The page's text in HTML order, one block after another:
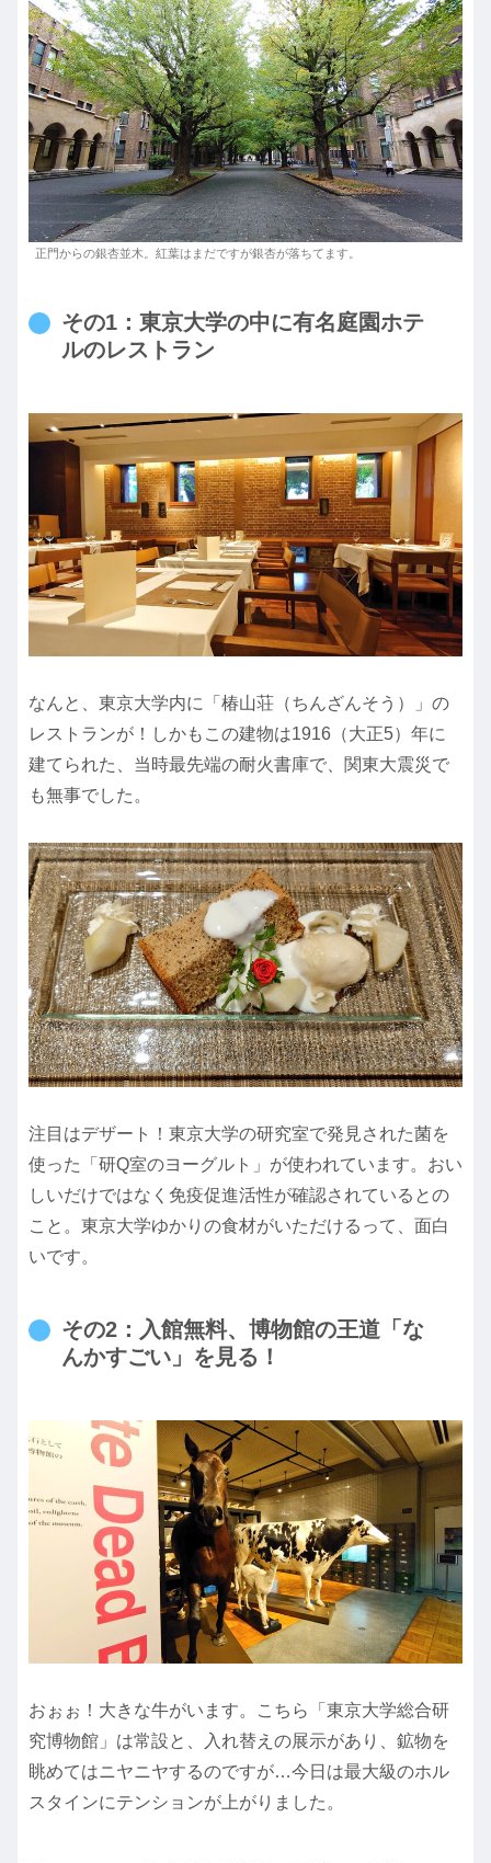
正門からの銀杏並木。紅葉はまだですが銀杏が落ちてます。
その1：東京大学の中に有名庭園ホテ
ルのレストラン
なんと、東京大学内に「椿山荘（ちんざんそう）」の
レストランが！しかもこの建物は1916（大正5）年に
建てられた、当時最先端の耐火書庫で、関東大震災で
も無事でした。
注目はデザート！東京大学の研究室で発見された菌を
使った「研Q室のヨーグルト」が使われています。おい
しいだけではなく免疫促進活性が確認されているとの
こと。東京大学ゆかりの食材がいただけるって、面白
いです。
その2：入館無料、博物館の王道「な
んかすごい」を見る！
おぉぉ！大きな牛がいます。こちら「東京大学総合研
究博物館」は常設と、入れ替えの展示があり、鉱物を
眺めてはニヤニヤするのですが…今日は最大級のホル
スタインにテンションが上がりました。